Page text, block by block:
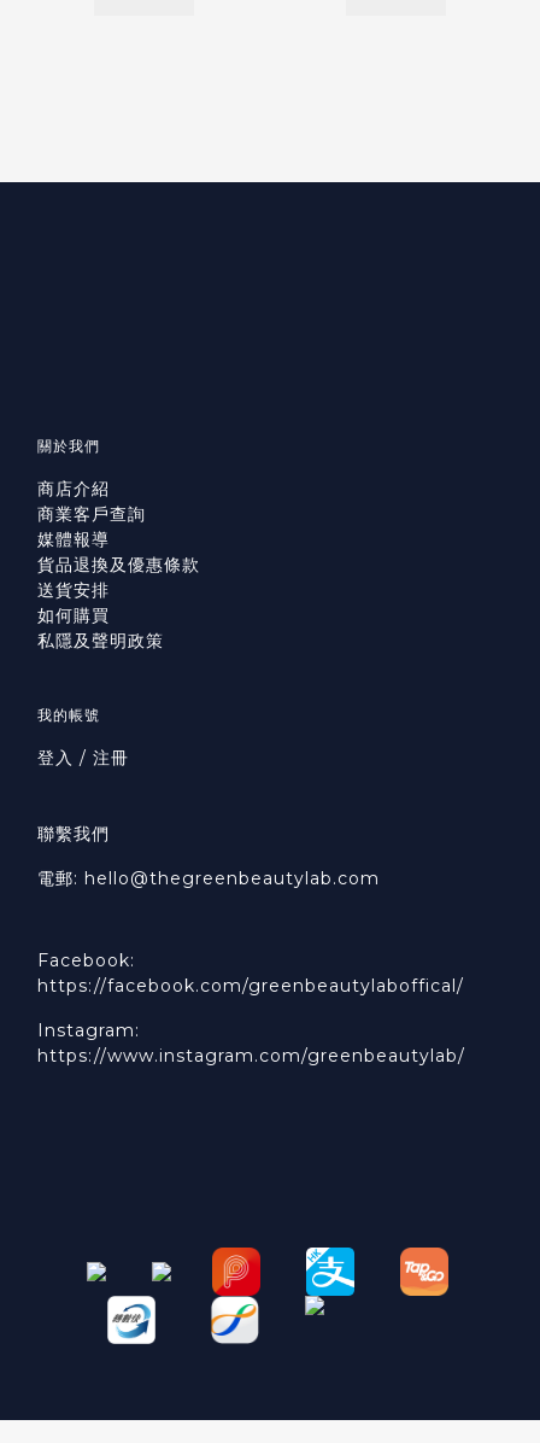
關於我們
商店介紹
商業客戶查詢
媒體報導
貨品退換及優惠條款
送貨安排
如何購買
私隱及聲明政策
我的帳號
登入 / 注冊
聯繫我們
電郵: hello@thegreenbeautylab.com
Facebook:
https://facebook.com/greenbeautylaboffical/
Instagram:
https://www.instagram.com/greenbeautylab/